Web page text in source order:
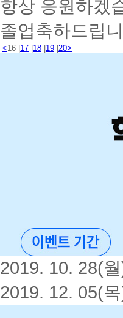
항상 응원하겠
졸업축하드립
<16 17 18 19 20>
2019. 10. 28(
2019. 12. 05(